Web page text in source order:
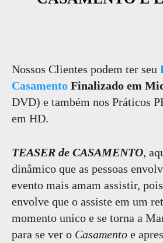
Nossos Clientes podem ter seu
Casamento Finalizado em
DVD) e também nos Práticos
em HD.
TEASER de CASAMENTO,
dinâmico que as pessoas
evento mais amam assistir,
envolve que o assiste em um
momento unico e se torna a
para se ver o Casamento e